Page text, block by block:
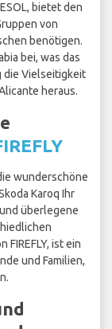
bietet den
von
benötigen.
bei, was das
die Vielseitigkeit
heraus.
wunderschöne
Karoq Ihr
überlegene
FIREFLY, ist ein
und Familien,